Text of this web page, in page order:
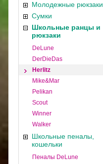
Молодежные рюкзаки
Сумки
Школьные ранцы и
рюкзаки
DeLune
DerDieDas
Herlitz
Mike&Mar
Pelikan
Scout
Winner
Walker
Школьные пеналы,
кошельки
Пеналы DeLune